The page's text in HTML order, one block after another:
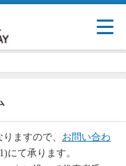
ますので、 お問い合わ
にて承ります。